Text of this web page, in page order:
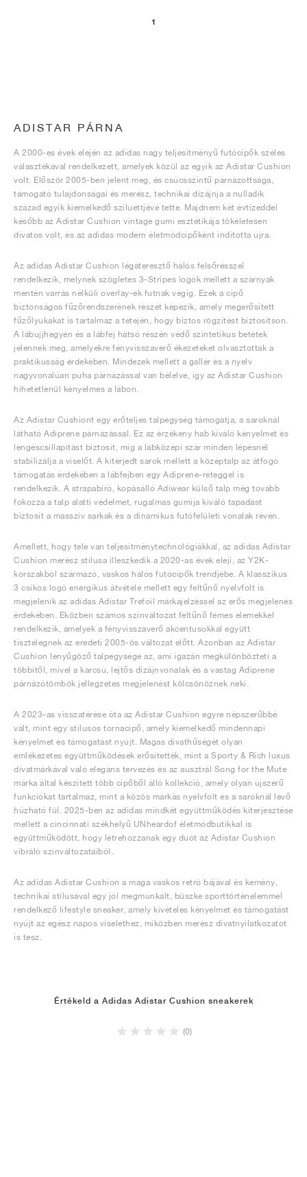
1
ADISTAR PÁRNA
A 2000-es évek elején az adidas nagy teljesítményű futócipők széles
választékával rendelkezett, amelyek közül az egyik az Adistar Cushion
volt. Először 2005-ben jelent meg, és csúcsszintű párnázottsága,
támogató tulajdonságai és merész, technikai dizájnja a nulladik
század egyik kiemelkedő sziluettjévé tette. Majdnem két évtizeddel
később az Adistar Cushion vintage gumi esztétikája tökéletesen
divatos volt, és az adidas modern életmódcipőként indította újra.
Az adidas Adistar Cushion légáteresztő hálós felsőrésszel
rendelkezik, melynek szögletes 3-Stripes logók mellett a szárnyak
mentén varrás nélküli overlay-ek futnak végig. Ezek a cipő
biztonságos fűzőrendszerének részét képezik, amely megerősített
fűzőlyukakat is tartalmaz a tetején, hogy biztos rögzítést biztosítson.
A lábujjhegyen és a lábfej hátsó részén védő szintetikus betétek
jelennek meg, amelyekre fényvisszaverő ékezeteket olvasztottak a
praktikusság érdekében. Mindezek mellett a gallér és a nyelv
nagyvonalúan puha párnázással van bélelve, így az Adistar Cushion
hihetetlenül kényelmes a lábon.
Az Adistar Cushiont egy erőteljes talpegység támogatja, a saroknál
látható Adiprene párnázással. Ez az érzékeny hab kiváló kényelmet és
lengéscsillapítást biztosít, míg a lábközépi szár minden lépésnél
stabilizálja a viselőt. A kiterjedt sarok mellett a középtalp az átfogó
támogatás érdekében a lábfejben egy Adiprene-réteggel is
rendelkezik. A strapabíró, kopásálló Adiwear külső talp még tovább
fokozza a talp alatti védelmet, rugalmas gumija kiváló tapadást
biztosít a masszív sarkak és a dinamikus futófelületi vonalak révén.
Amellett, hogy tele van teljesítménytechnológiákkal, az adidas Adistar
Cushion merész stílusa illeszkedik a 2020-as évek eleji, az Y2K-
korszakból származó, vaskos hálós futócipők trendjébe. A klasszikus
3 csíkos logó energikus átvétele mellett egy feltűnő nyelvfolt is
megjelenik az adidas Adistar Trefoil márkajelzéssel az erős megjelenés
érdekében. Eközben számos színváltozat feltűnő fémes elemekkel
rendelkezik, amelyek a fényvisszaverő akcentusokkal együtt
tisztelegnek az eredeti 2005-ös változat előtt. Azonban az Adistar
Cushion lenyűgöző talpegysége az, ami igazán megkülönbözteti a
többitől, mivel a karcsú, lejtős dizájnvonalak és a vastag Adiprene
párnázótömbök jellegzetes megjelenést kölcsönöznek neki.
A 2023-as visszatérése óta az Adistar Cushion egyre népszerűbbé
vált, mint egy stílusos tornacipő, amely kiemelkedő mindennapi
kényelmet és támogatást nyújt. Magas divathűségét olyan
emlékezetes együttműködések erősítették, mint a Sporty & Rich luxus
divatmárkával való elegáns tervezés és az ausztrál Song for the Mute
márka által készített több cipőből álló kollekció, amely olyan újszerű
funkciókat tartalmaz, mint a közös márkás nyelvfolt és a saroknál lévő
húzható fül. 2025-ben az adidas mindkét együttműködés kiterjesztése
mellett a cincinnati székhelyű UNheardof életmódbutikkal is
együttműködött, hogy létrehozzanak egy duót az Adistar Cushion
vibráló színváltozataiból.
Az adidas Adistar Cushion a maga vaskos retró bájával és kemény,
technikai stílusával egy jól megmunkált, büszke sporttörténelemmel
rendelkező lifestyle sneaker, amely kivételes kényelmet és támogatást
nyújt az egész napos viselethez, miközben merész divatnyilatkozatot
is tesz.
Értékeld a Adidas Adistar Cushion sneakerek
(0)